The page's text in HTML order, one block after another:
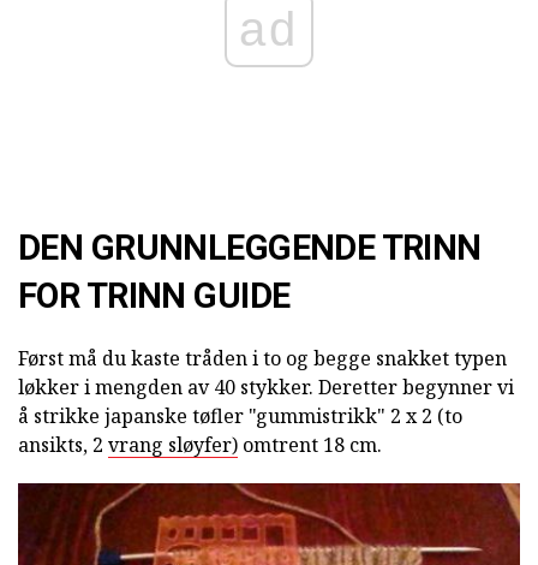
ad
DEN GRUNNLEGGENDE TRINN
FOR TRINN GUIDE
Først må du kaste tråden i to og begge snakket typen
løkker i mengden av 40 stykker. Deretter begynner vi
å strikke japanske tøfler "gummistrikk" 2 x 2 (to
ansikts, 2 vrang sløyfer) omtrent 18 cm.